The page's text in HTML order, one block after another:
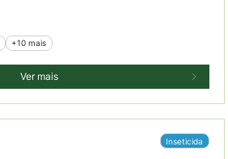
+10 mais
Ver mais
Inseticida